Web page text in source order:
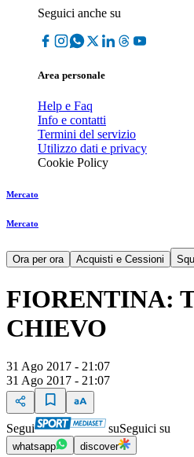
Seguici anche su
Area personale
Help e Faq
Info e contatti
Termini del servizio
Utilizzo dati e privacy
Cookie Policy
Mercato
Mercato
Ora per ora Acquisti e Cessioni
FIORENTINA:
CHIEVO
31 Ago 2017 - 21:07
31 Ago 2017 - 21:07
Segui suSeguici su
whatsapp discover